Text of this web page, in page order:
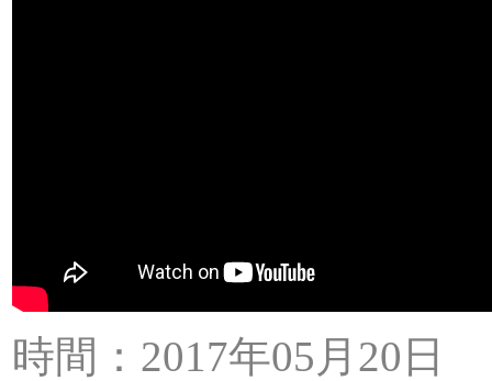
時間：2017年05月20日